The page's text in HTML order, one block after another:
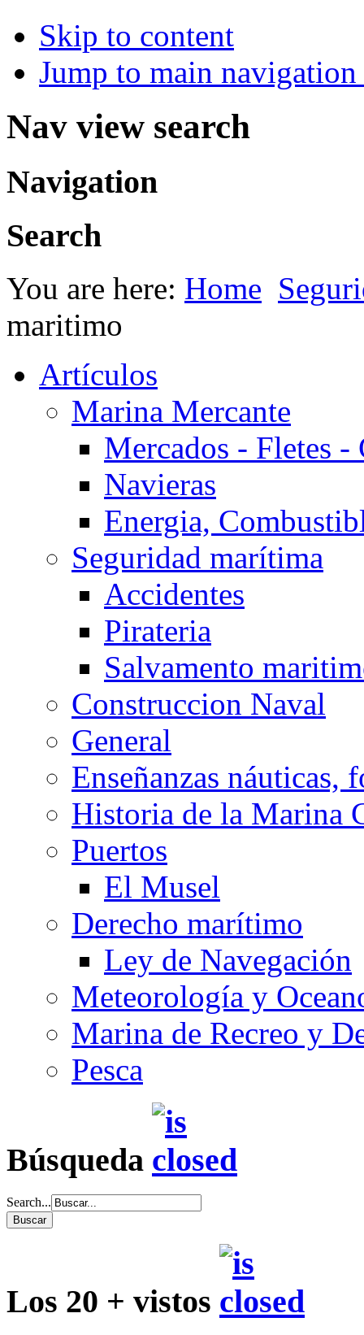
Skip to content
Jump to main
Nav view search
Navigation
Search
You are here: Home
maritimo
Artículos
Marina Mercante
Mercados - Fletes -
Navieras
Energia,
Seguridad marítima
Accidentes
Pirateria
Salvamento
Construccion Naval
General
Enseñanzas náuticas,
Historia de la Marina
Puertos
El Musel
Derecho marítimo
Ley de Navegación
Meteorología y
Marina de Recreo y
Pesca
Búsqueda
Search...
Los 20 + vistos